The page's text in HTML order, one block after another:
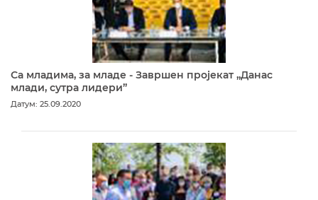
Са младима, за младе - Завршен пројекат „Данас
млади, сутра лидери”
Датум: 25.09.2020